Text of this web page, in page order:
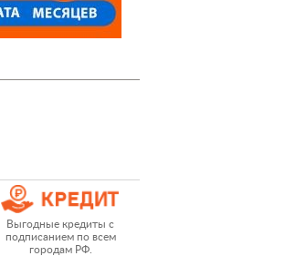
Выгодные кредиты с
подписанием по всем
городам РФ.